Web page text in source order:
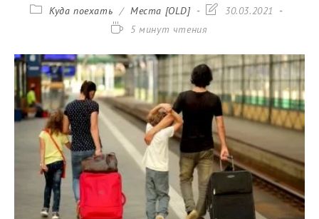
РубрикаКуда поехать / Места [OLD]
Запись30.03.2021
Время5 минут чтения